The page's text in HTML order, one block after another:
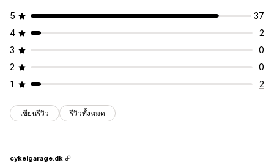
5
37
4
2
3
0
2
0
1
2
เขียนรีวิว รีวิวทั้งหมด
cykelgarage.dk